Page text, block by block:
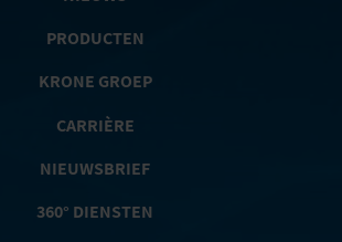
PRODUCTEN
KRONE GROEP
CARRIÈRE
NIEUWSBRIEF
360° DIENSTEN